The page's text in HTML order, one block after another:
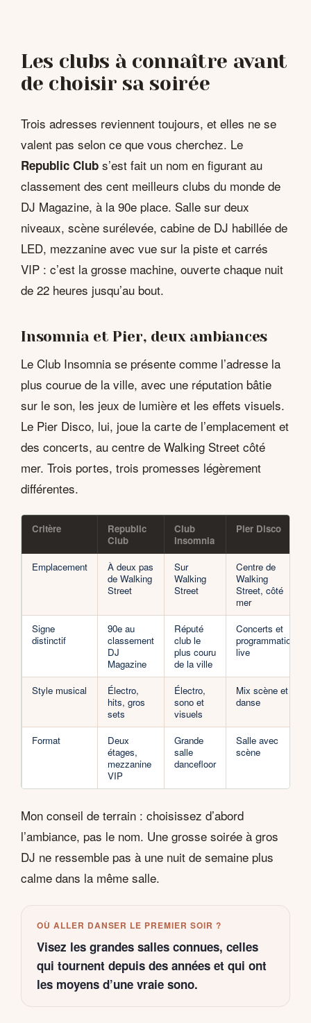
Les clubs à connaître avant
de choisir sa soirée
Trois adresses reviennent toujours, et elles ne se
valent pas selon ce que vous cherchez. Le
Republic Club s’est fait un nom en figurant au
classement des cent meilleurs clubs du monde de
DJ Magazine, à la 90e place. Salle sur deux
niveaux, scène surélevée, cabine de DJ habillée de
LED, mezzanine avec vue sur la piste et carrés
VIP : c’est la grosse machine, ouverte chaque nuit
de 22 heures jusqu’au bout.
Insomnia et Pier, deux ambiances
Le Club Insomnia se présente comme l’adresse la
plus courue de la ville, avec une réputation bâtie
sur le son, les jeux de lumière et les effets visuels.
Le Pier Disco, lui, joue la carte de l’emplacement et
des concerts, au centre de Walking Street côté
mer. Trois portes, trois promesses légèrement
différentes.
Critère
Republic
Club
Club
Insomnia
Pier Disco
Emplacement
À deux pas
de Walking
Street
Sur
Walking
Street
Centre de
Walking
Street, côté
mer
Signe
distinctif
90e au
classement
DJ
Magazine
Réputé
club le
plus couru
de la ville
Concerts et
programmation
live
Style musical
Électro,
hits, gros
sets
Électro,
sono et
visuels
Mix scène et
danse
Format
Deux
étages,
mezzanine
VIP
Grande
salle
dancefloor
Salle avec
scène
Mon conseil de terrain : choisissez d’abord
l’ambiance, pas le nom. Une grosse soirée à gros
DJ ne ressemble pas à une nuit de semaine plus
calme dans la même salle.
OÙ ALLER DANSER LE PREMIER SOIR ?
Visez les grandes salles connues, celles
qui tournent depuis des années et qui ont
les moyens d’une vraie sono.